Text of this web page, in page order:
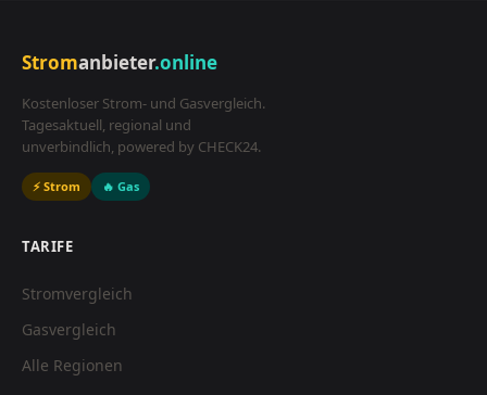
Stromanbieter.online
Kostenloser Strom- und Gasvergleich.
Tagesaktuell, regional und
unverbindlich, powered by CHECK24.
⚡ Strom 🔥 Gas
TARIFE
Stromvergleich
Gasvergleich
Alle Regionen